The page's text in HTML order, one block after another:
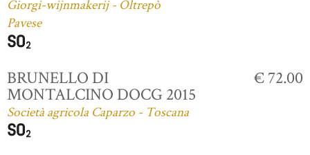
Giorgi-wijnmakerij - Oltrepò
Pavese
BRUNELLO DI
MONTALCINO DOCG 2015
Società agricola Caparzo - Toscana
€ 72.00